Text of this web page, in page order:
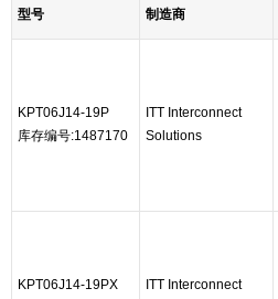
型号 制造商
KPT06J14-19P
库存编号:1487170
ITT Interconnect
Solutions
KPT06J14-19PX
ITT Interconnect